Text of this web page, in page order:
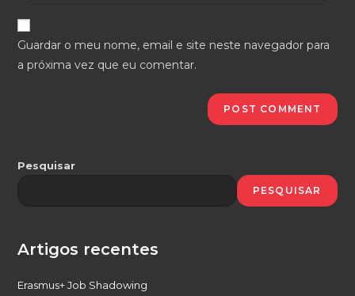
comment
website
URL
Guardar o meu nome, email e site neste navegador para
a próxima vez que eu comentar.
Pesquisar
PESQUISAR
Artigos recentes
Erasmus+ Job Shadowing